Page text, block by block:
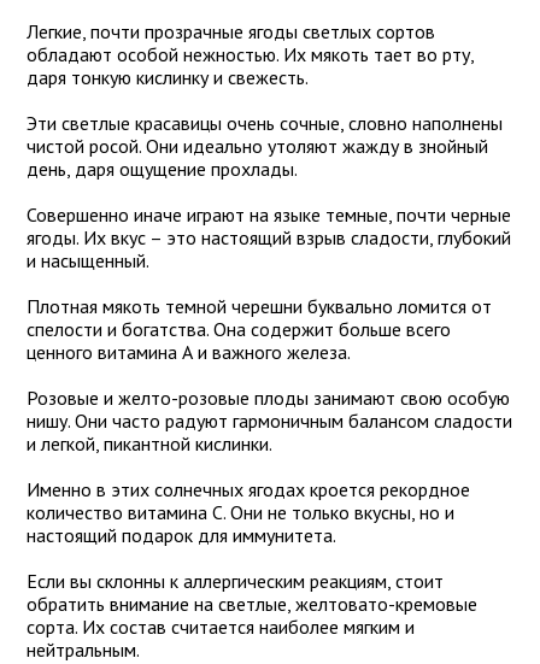
Легкие, почти прозрачные ягоды светлых сортов
обладают особой нежностью. Их мякоть тает во рту,
даря тонкую кислинку и свежесть.
Эти светлые красавицы очень сочные, словно наполнены
чистой росой. Они идеально утоляют жажду в знойный
день, даря ощущение прохлады.
Совершенно иначе играют на языке темные, почти черные
ягоды. Их вкус – это настоящий взрыв сладости, глубокий
и насыщенный.
Плотная мякоть темной черешни буквально ломится от
спелости и богатства. Она содержит больше всего
ценного витамина А и важного железа.
Розовые и желто-розовые плоды занимают свою особую
нишу. Они часто радуют гармоничным балансом сладости
и легкой, пикантной кислинки.
Именно в этих солнечных ягодах кроется рекордное
количество витамина С. Они не только вкусны, но и
настоящий подарок для иммунитета.
Если вы склонны к аллергическим реакциям, стоит
обратить внимание на светлые, желтовато-кремовые
сорта. Их состав считается наиболее мягким и
нейтральным.